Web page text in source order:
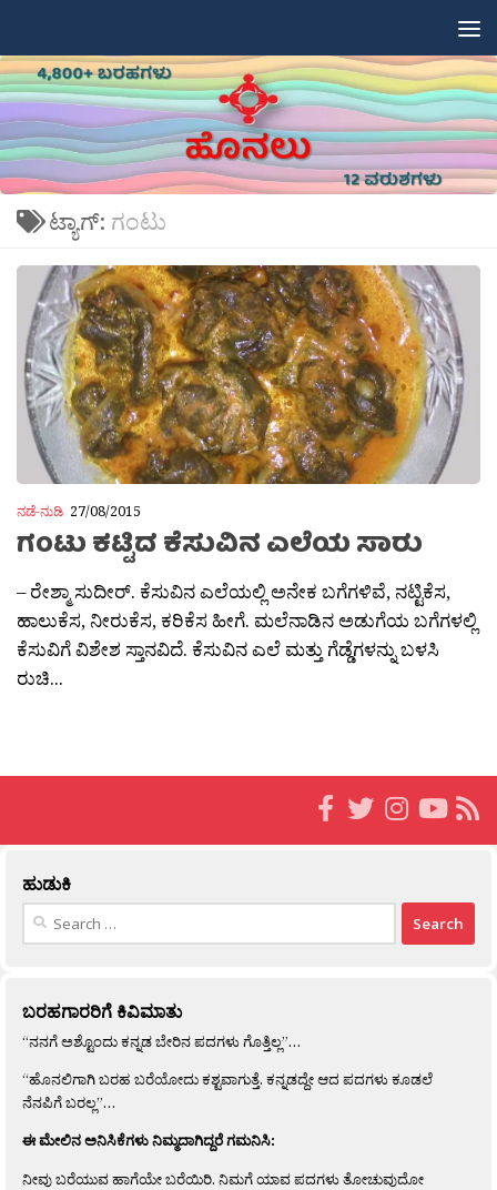
ಟ್ಯಾಗ್: ಗಂಟು
ನಡೆ-ನುಡಿ 27/08/2015
ಗಂಟು ಕಟ್ಟಿದ ಕೆಸುವಿನ ಎಲೆಯ ಸಾರು
– ರೇಶ್ಮಾ ಸುದೀರ್. ಕೆಸುವಿನ ಎಲೆಯಲ್ಲಿ ಅನೇಕ ಬಗೆಗಳಿವೆ, ನಟ್ಟಿಕೆಸ,
ಹಾಲುಕೆಸ, ನೀರುಕೆಸ, ಕರಿಕೆಸ ಹೀಗೆ. ಮಲೆನಾಡಿನ ಅಡುಗೆಯ ಬಗೆಗಳಲ್ಲಿ
ಕೆಸುವಿಗೆ ವಿಶೇಶ ಸ್ತಾನವಿದೆ. ಕೆಸುವಿನ ಎಲೆ ಮತ್ತು ಗೆಡ್ಡೆಗಳನ್ನು ಬಳಸಿ
ರುಚಿ...
ಹುಡುಕಿ
Search
ಬರಹಗಾರರಿಗೆ ಕಿವಿಮಾತು
“ನನಗೆ ಅಶ್ಟೊಂದು ಕನ್ನಡ ಬೇರಿನ ಪದಗಳು ಗೊತ್ತಿಲ್ಲ”…
“ಹೊನಲಿಗಾಗಿ ಬರಹ ಬರೆಯೋದು ಕಶ್ಟವಾಗುತ್ತೆ. ಕನ್ನಡದ್ದೇ ಆದ ಪದಗಳು ಕೂಡಲೆ
ನೆನಪಿಗೆ ಬರಲ್ಲ”…
ಈ ಮೇಲಿನ ಅನಿಸಿಕೆಗಳು ನಿಮ್ಮದಾಗಿದ್ದರೆ ಗಮನಿಸಿ:
ನೀವು ಬರೆಯುವ ಹಾಗೆಯೇ ಬರೆಯಿರಿ. ನಿಮಗೆ ಯಾವ ಪದಗಳು ತೋಚುವುದೋ